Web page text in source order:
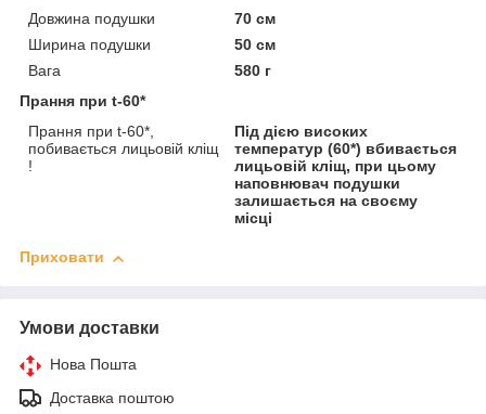
Довжина подушки
70 см
Ширина подушки
50 см
Вага
580 г
Прання при t-60*
Прання при t-60*,
побивається лицьовій кліщ
!
Під дією високих
температур (60*) вбивається
лицьовій кліщ, при цьому
наповнювач подушки
залишається на своєму
місці
Приховати
Умови доставки
Нова Пошта
Доставка поштою